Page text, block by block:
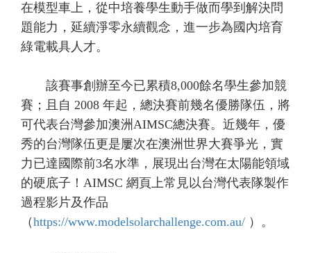
在模型車上，從中培養學生動手做而學到解決問
題能力，延續淨零永續觀念，進一步為國內培育
綠電載具人才。
該賽事創辦至今已累積8,000餘名學生參加競
賽；且自 2008 年起，總決賽前幾名優勝隊伍，將
可代表台灣參加澳洲AIMSC總決賽。近幾年，優
秀的台灣隊伍更是屢次在澳洲世界大賽爭光，實
力已達國際前3名水準，展現出台灣在太陽能領域
的硬底子！AIMSC 網頁上常見以台灣代表隊製作
過程影片及作品
（https://www.modelsolarchallenge.com.au/ ）。